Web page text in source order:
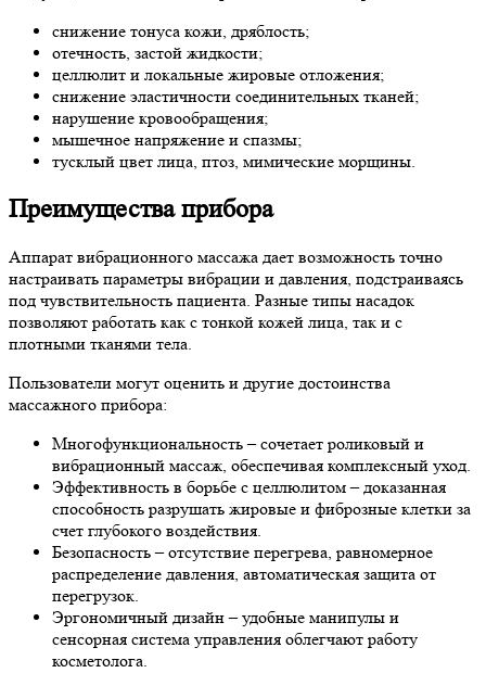
снижение тонуса кожи, дряблость;
отечность, застой жидкости;
целлюлит и локальные жировые отложения;
снижение эластичности соединительных тканей;
нарушение кровообращения;
мышечное напряжение и спазмы;
тусклый цвет лица, птоз, мимические морщины.
Преимущества прибора
Аппарат вибрационного массажа дает возможность точно
настраивать параметры вибрации и давления, подстраиваясь
под чувствительность пациента. Разные типы насадок
позволяют работать как с тонкой кожей лица, так и с
плотными тканями тела.
Пользователи могут оценить и другие достоинства
массажного прибора:
Многофункциональность – сочетает роликовый и
вибрационный массаж, обеспечивая комплексный уход.
Эффективность в борьбе с целлюлитом – доказанная
способность разрушать жировые и фиброзные клетки за
счет глубокого воздействия.
Безопасность – отсутствие перегрева, равномерное
распределение давления, автоматическая защита от
перегрузок.
Эргономичный дизайн – удобные манипулы и
сенсорная система управления облегчают работу
косметолога.